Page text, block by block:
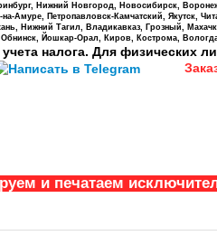
Нижний Новгород, Новосибирск,
Амуре, Петропавловск-Камчатский, Якутск,
Нижний Тагил, Владикавказ, Грозный,
Йошкар-Орал, Киров, Кострома,
налога. Для физических
и печатаем